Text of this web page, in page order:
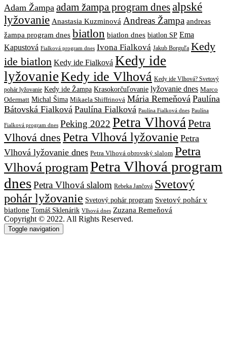
Adam Žampa adam žampa program dnesalpské
lyžovanie Anastasia Kuzminová Andreas Žampa andreas
žampa program dnes biatlon biatlon dnes biatlon SP Ema
Kapustová Fialková program dnes Ivona Fialková Jakub Borguľa Kedy
ide biatlon Kedy ide Fialková Kedy ide
lyžovanieKedy ide Vlhová Kedy ide Vlhová? Svetový
pohár lyžovanie Kedy ide Žampa Krasokorčuľovanie lyžovanie dnes Marco
Odermatt Michal Šima Mikaela Shiffrinová Mária Remeňová Paulína
Bátovská Fialková Paulína Fialková Paulína Fialková dnes Paulína
Fialková program dnes Peking 2022 Petra VlhováPetra
Vlhová dnes Petra Vlhová lyžovanie Petra
Vlhová lyžovanie dnes Petra Vlhová obrovský slalom Petra
Vlhová programPetra Vlhová program
dnesPetra Vlhová slalom Rebeka Jančová Svetový
pohár lyžovanie Svetový pohár program Svetový pohár v
biatlone Tomáš Sklenárik Vlhová dnes Zuzana Remeňová
Copyright © 2022. All Rights Reserved.
Toggle navigation